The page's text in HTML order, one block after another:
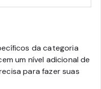
da categoria
um nível adicional de
para fazer suas